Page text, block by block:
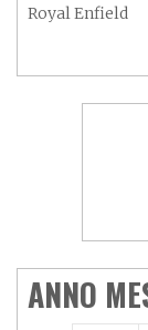
Royal Enfield
ANNO